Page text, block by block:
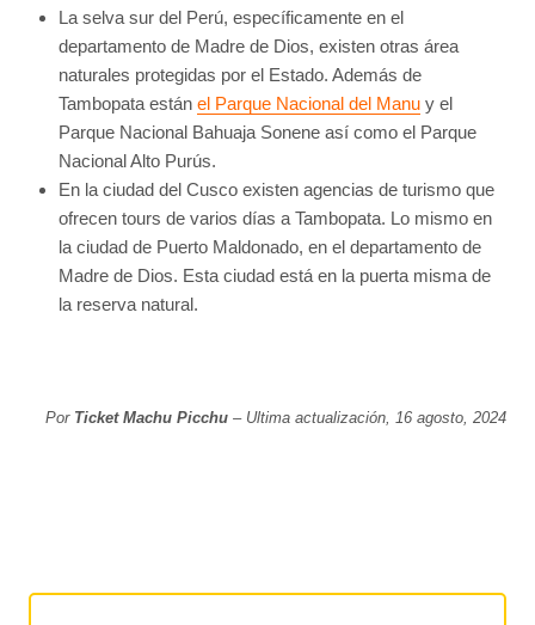
La selva sur del Perú, específicamente en el
departamento de Madre de Dios, existen otras área
naturales protegidas por el Estado. Además de
Tambopata están el Parque Nacional del Manuy el
Parque Nacional Bahuaja Sonene así como el Parque
Nacional Alto Purús.
En la ciudad del Cusco existen agencias de turismo que
ofrecen tours de varios días a Tambopata. Lo mismo en
la ciudad de Puerto Maldonado, en el departamento de
Madre de Dios. Esta ciudad está en la puerta misma de
la reserva natural.
Por Ticket Machu Picchu– Ultima actualización, 16 agosto, 2024